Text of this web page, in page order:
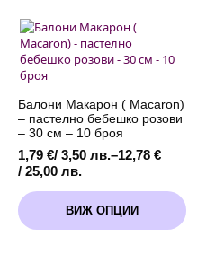
/
14,90 лв.
variants.
The
options
may
be
chosen
on
the
product
page
Балони Макарон ( Macaron)
– пастелно бебешко розови
– 30 см – 10 броя
1,79 €/ 3,50 лв.–12,78 €
/ 25,00 лв.
Price
1,79 €
/
3,50 лв.
ВИЖ ОПЦИИ
This
product
has